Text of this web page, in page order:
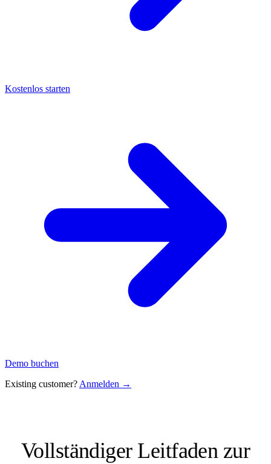
Kostenlos starten
Demo buchen
Existing customer? Anmelden →
Vollständiger Leitfaden zur